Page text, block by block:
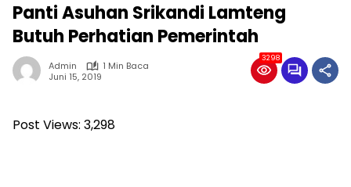
Panti Asuhan Srikandi Lamteng
Butuh Perhatian Pemerintah
Admin
1 Min Baca
Juni 15, 2019
3298
Post Views: 3,298